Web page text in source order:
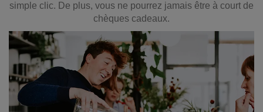
simple clic. De plus, vous ne pourrez jamais être à court de
chèques cadeaux.